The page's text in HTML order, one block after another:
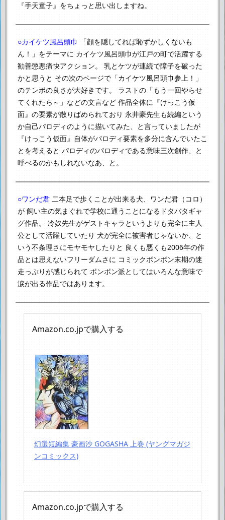
『手天童子』をちょっと思い出しますね。
○カイケツ風呂頭巾
「顔を隠してれば恥ずかしくないも
ん！」をテーマに カイケツ風呂頭巾が江戸の町で活躍する
勧善懲悪痛快アクション。
乳とケツが連続で障子を破った
かと思うと その次のページで「カイケツ風呂頭巾参上！」
のテンポの良さが大好きです。
ラストの「もう一回やらせ
てくれたら～」などの文言など 作品全体に『けっこう仮
面』の要素が散りばめられており 永井豪先生も続編という
か自己パロディのように描いてみた、と言っていましたが
『けっこう仮面』自体がパロディ要素を多分に含んでいたこ
とを考えると パロディのパロディである意味三次創作、と
呼べるのかもしれないなあ、と。
○ワンだ君 二本足で歩くことが出来る犬、ワンだ君（コロ）
が 飼い主の気まぐれで学校に通うことになるドタバタギャ
グ作品。
冷奴先生がゲストキャラというよりも完全に主人
公として活躍していたり 犬が完全に被害者じゃないか、と
いう不条理さにモヤモヤしたりと 良くも悪くも2006年の作
品とは思えないフリーダムさに コミックボンボン末期の迷
走っぷりが感じられて ボンボン派としてはいろんな意味で
涙が出る作品ではあります。
Amazon.co.jpで購入する
幻選短編集 豪画沙 GOGASHA 上巻 (ヤングマガジ
ンコミックス)
Amazon.co.jpで購入する